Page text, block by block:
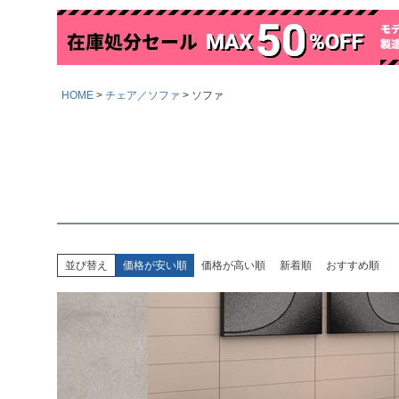
HOME チェア／ソファ ソファ
並び替え 価格が安い順 価格が高い順 新着順 おすすめ順